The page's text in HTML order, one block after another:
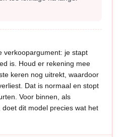
verkoopargument: je stapt
is. Houd er rekening mee
keren nog uitrekt, waardoor
Dat is normaal en stopt
Voor binnen, als
dit model precies wat het